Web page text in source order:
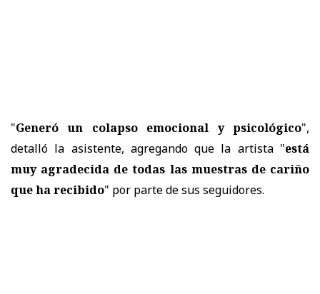
"Generó un colapso emocional y psicológico",
detalló la asistente, agregando que la artista "está
muy agradecida de todas las muestras de cariño
que ha recibido" por parte de sus seguidores.